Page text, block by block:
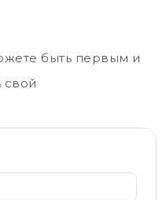
быть первым и
свой